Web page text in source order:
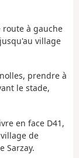
à gauche
village
prendre à
le stade,
en face D41,
de
Sarzay.